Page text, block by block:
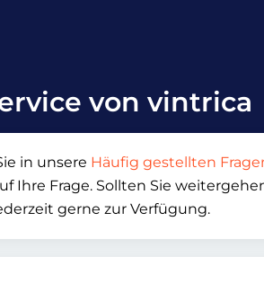
von vintrica
in unsere Häufig gestellten
Frage. Sollten Sie
gerne zur Verfügung.